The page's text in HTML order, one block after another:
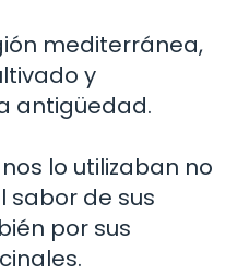
mediterránea,
y
antigüedad.
lo utilizaban no
sabor de sus
por sus